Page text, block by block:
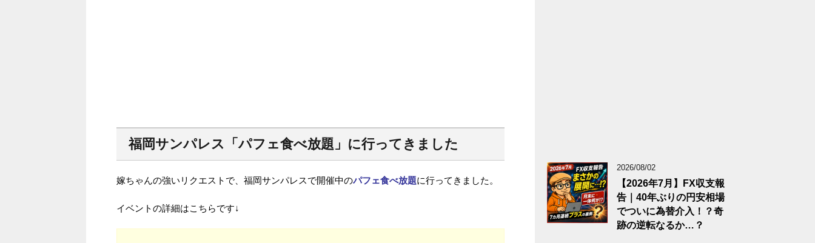
福岡サンパレス「パフェ食べ放題」に行ってきました
嫁ちゃんの強いリクエストで、福岡サンパレスで開催中のパフェ食べ放題に行ってきました。
イベントの詳細はこちらです↓
2026/08/02
【2026年7月】FX収支報
告｜40年ぶりの円安相場
でついに為替介入！？奇
跡の逆転なるか…？